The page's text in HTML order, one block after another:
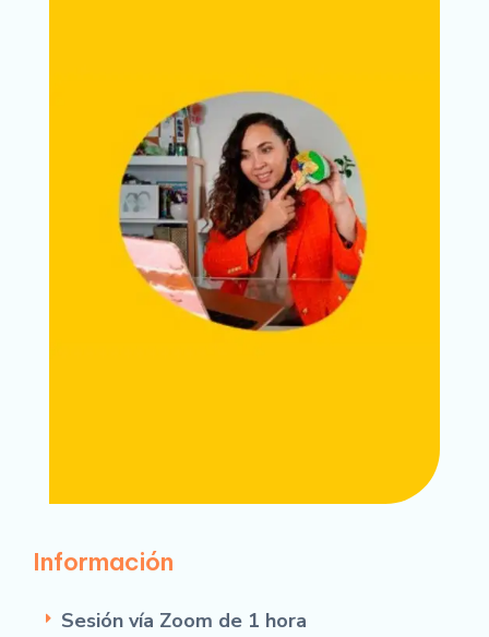
Información
Sesión vía Zoom de 1 hora